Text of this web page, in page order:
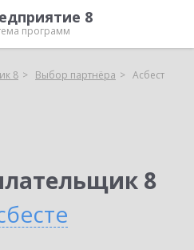
8
программ
8 Выбор партнёра Асбест
8